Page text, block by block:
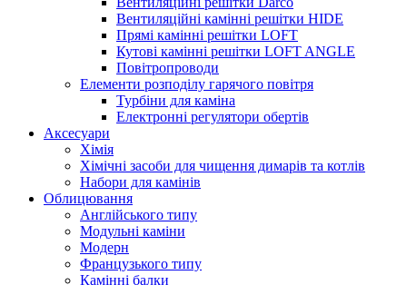
Вентиляційні камінні решітки HIDE
Прямі камінні решітки LOFT
Кутові камінні решітки LOFT ANGLE
Повітропроводи
Елементи розподілу гарячого повітря
Турбіни для каміна
Електронні регулятори обертів
Аксесуари
Хімія
Хімічні засоби для чищення димарів та котлів
Набори для камінів
Облицювання
Англійського типу
Модульні каміни
Модерн
Французького типу
Камінні балки